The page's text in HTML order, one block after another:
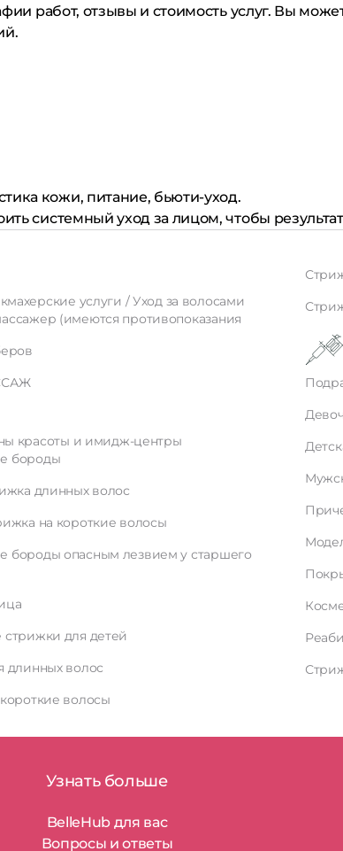
работ, отзывы и стоимость услуг. Вы
кожи, питание, бьюти-уход.
системный уход за лицом, чтобы
услуги / Уход за волосами
(имеются противопоказания
красоты и имидж-центры
бороды
длинных волос
на короткие волосы
бороды опасным лезвием у старшего
для детей
длинных волос
волосы
Узнать больше
BelleHub для вас
Вопросы и ответы